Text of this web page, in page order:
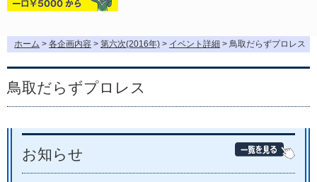
ホーム > 各企画内容 > 第六次(2016年) > イベント詳細 > 鳥取だらずプロレス
鳥取だらずプロレス
お知らせ